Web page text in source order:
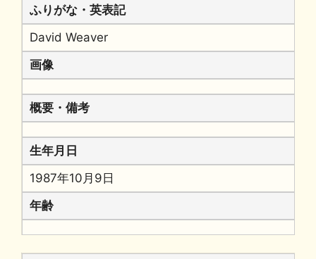
ふりがな・英表記
David Weaver
画像
概要・備考
生年月日
1987年10月9日
年齢